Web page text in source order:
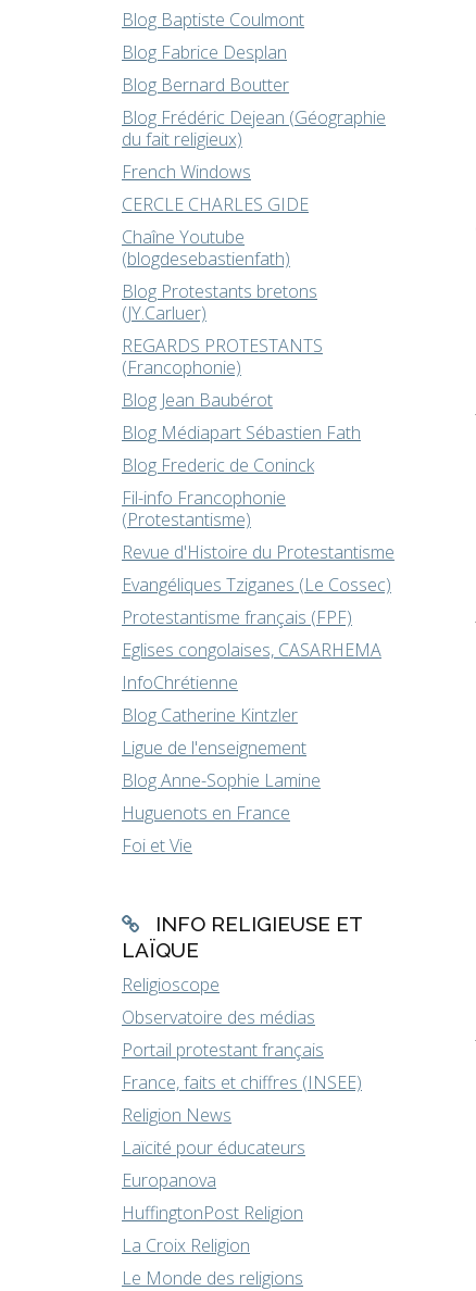
Blog Baptiste Coulmont
Blog Fabrice Desplan
Blog Bernard Boutter
Blog Frédéric Dejean (Géographie
du fait religieux)
French Windows
CERCLE CHARLES GIDE
Chaîne Youtube
(blogdesebastienfath)
Blog Protestants bretons
(JY.Carluer)
REGARDS PROTESTANTS
(Francophonie)
Blog Jean Baubérot
Blog Médiapart Sébastien Fath
Blog Frederic de Coninck
Fil-info Francophonie
(Protestantisme)
Revue d'Histoire du Protestantisme
Evangéliques Tziganes (Le Cossec)
Protestantisme français (FPF)
Eglises congolaises, CASARHEMA
InfoChrétienne
Blog Catherine Kintzler
Ligue de l'enseignement
Blog Anne-Sophie Lamine
Huguenots en France
Foi et Vie
INFO RELIGIEUSE ET
LAÏQUE
Religioscope
Observatoire des médias
Portail protestant français
France, faits et chiffres (INSEE)
Religion News
Laïcité pour éducateurs
Europanova
HuffingtonPost Religion
La Croix Religion
Le Monde des religions